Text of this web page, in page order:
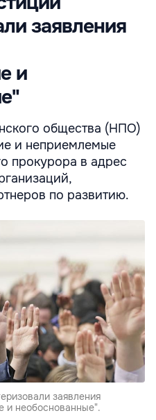
заявления
и
общества (НПО)
и неприемлемые
прокурора в адрес
по развитию.
заявления
и необоснованные".